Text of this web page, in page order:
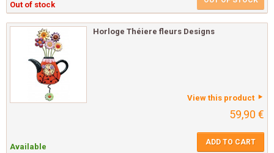
Out of stock
Horloge Théiere fleurs Designs
View this product
59,90 €
Available ADD TO CART